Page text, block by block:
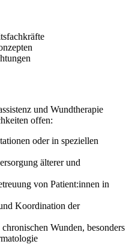
und Wundtherapie
offen:
oder in speziellen
älterer und
von Patient:innen in
Koordination der
Wunden, besonders